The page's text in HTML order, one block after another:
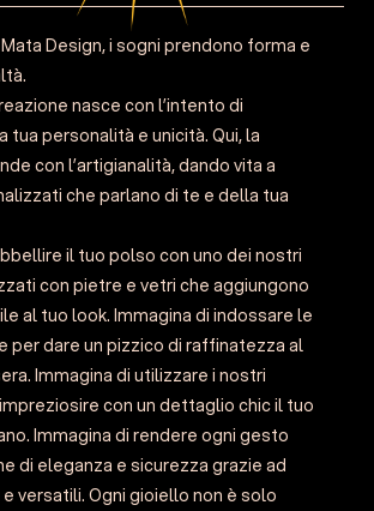
Design, i sogni prendono forma e
nasce con l’intento di
tua personalità e unicità. Qui, la
con l’artigianalità, dando vita a
che parlano di te e della tua
il tuo polso con uno dei nostri
con pietre e vetri che aggiungono
al tuo look. Immagina di indossare le
per dare un pizzico di raffinatezza al
Immagina di utilizzare i nostri
con un dettaglio chic il tuo
Immagina di rendere ogni gesto
di eleganza e sicurezza grazie ad
versatili. Ogni gioiello non è solo